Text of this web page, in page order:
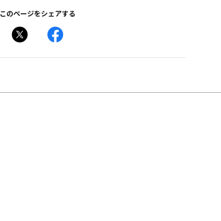
このページをシェアする